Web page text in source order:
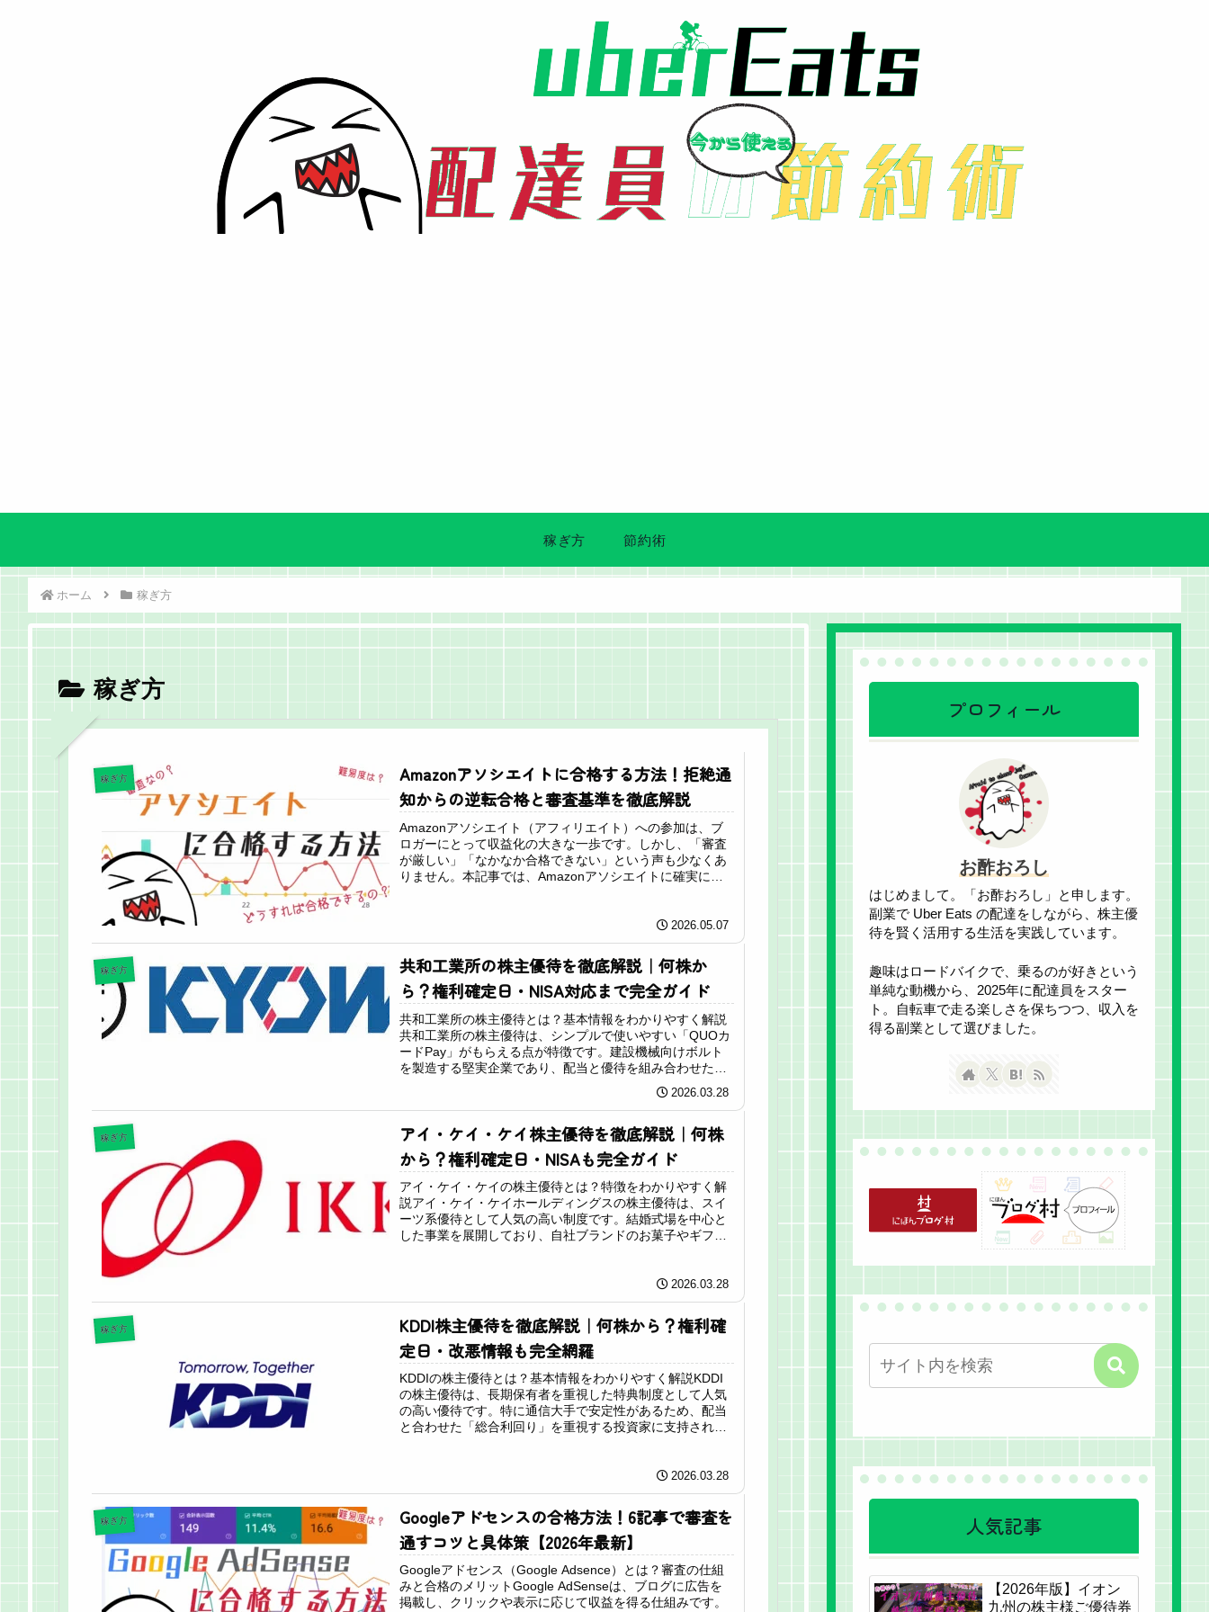
稼ぎ方 節約術
ホーム 稼ぎ方
稼ぎ方
稼ぎ方
Amazonアソシエイトに合格する方法！拒絶通
知からの逆転合格と審査基準を徹底解説
Amazonアソシエイト（アフィリエイト）への参加は、ブ
ロガーにとって収益化の大きな一歩です。しかし、「審査
が厳しい」「なかなか合格できない」という声も少なくあ
りません。本記事では、Amazonアソシエイトに確実に合
2026.05.07
稼ぎ方
共和工業所の株主優待を徹底解説｜何株か
ら？権利確定日・NISA対応まで完全ガイド
共和工業所の株主優待とは？基本情報をわかりやすく解説
共和工業所の株主優待は、シンプルで使いやすい「QUOカ
ードPay」がもらえる点が特徴です。建設機械向けボルト
を製造する堅実企業であり、配当と優待を組み合わせた安
2026.03.28
稼ぎ方
アイ・ケイ・ケイ株主優待を徹底解説｜何株
から？権利確定日・NISAも完全ガイド
アイ・ケイ・ケイの株主優待とは？特徴をわかりやすく解
説アイ・ケイ・ケイホールディングスの株主優待は、スイ
ーツ系優待として人気の高い制度です。結婚式場を中心と
した事業を展開しており、自社ブランドのお菓子やギフト
2026.03.28
稼ぎ方
KDDI株主優待を徹底解説｜何株から？権利確
定日・改悪情報も完全網羅
KDDIの株主優待とは？基本情報をわかりやすく解説KDDI
の株主優待は、長期保有者を重視した特典制度として人気
の高い優待です。特に通信大手で安定性があるため、配当
と合わせた「総合利回り」を重視する投資家に支持されて
2026.03.28
稼ぎ方
Googleアドセンスの合格方法！6記事で審査を
通すコツと具体策【2026年最新】
Googleアドセンス（Google Adsence）とは？審査の仕組
みと合格のメリットGoogle AdSenseは、ブログに広告を
掲載し、クリックや表示に応じて収益を得る仕組みです。
プロフィール
お酢おろし
はじめまして。「お酢おろし」と申します。
副業で Uber Eats の配達をしながら、株主優
待を賢く活用する生活を実践しています。
趣味はロードバイクで、乗るのが好きという
単純な動機から、2025年に配達員をスター
ト。自転車で走る楽しさを保ちつつ、収入を
得る副業として選びました。
人気記事
【2026年版】イオン
九州の株主様ご優待券